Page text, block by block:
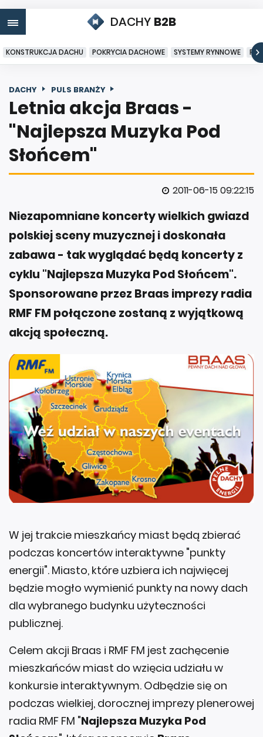
DACHY B2B
KONSTRUKCJA DACHU POKRYCIA DACHOWE SYSTEMY RYNNOWE
DACHY PULS BRANŻY
Letnia akcja Braas -
"Najlepsza Muzyka Pod
Słońcem"
2011-06-15 09:22:15
Niezapomniane koncerty wielkich gwiazd
polskiej sceny muzycznej i doskonała
zabawa - tak wyglądać będą koncerty z
cyklu "Najlepsza Muzyka Pod Słońcem".
Sponsorowane przez Braas imprezy radia
RMF FM połączone zostaną z wyjątkową
akcją społeczną.
W jej trakcie mieszkańcy miast będą zbierać
podczas koncertów interaktywne "punkty
energii". Miasto, które uzbiera ich najwięcej
będzie mogło wymienić punkty na nowy dach
dla wybranego budynku użyteczności
publicznej.
Celem akcji Braas i RMF FM jest zachęcenie
mieszkańców miast do wzięcia udziału w
konkursie interaktywnym. Odbędzie się on
podczas wielkiej, dorocznej imprezy plenerowej
radia RMF FM "Najlepsza Muzyka Pod